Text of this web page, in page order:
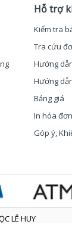
Hỗ trợ
Kiểm tra
Tra cứu
Hướng
Hướng
Bảng giá
In hóa
Góp ý,
LÊ HUY